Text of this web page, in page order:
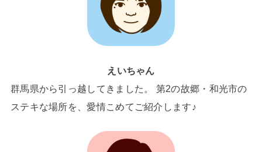
えいちゃん
群馬県から引っ越してきました。 第2の故郷・和光市の
ステキな場所を、愛情こめてご紹介します♪